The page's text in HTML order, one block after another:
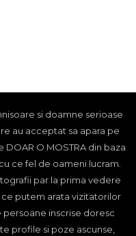
si doamne serioase
au acceptat sa apara pe
O MOSTRA din baza
ce fel de oameni lucram.
par la prima vedere
putem arata vizitatorilor
inscrise doresc
profile si poze ascunse,